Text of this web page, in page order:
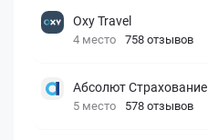
Oxy Travel
4 место 758 отзывов
Абсолют Страхование
5 место 578 отзывов